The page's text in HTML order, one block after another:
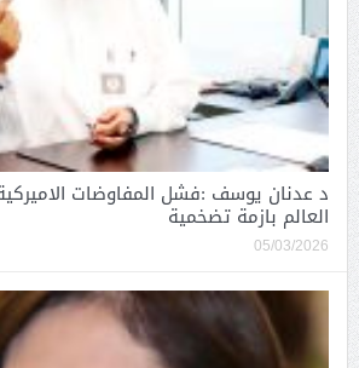
د عدنان يوسف :فشل المفاوضات
العالم بازمة تضخمية
05/03/2026